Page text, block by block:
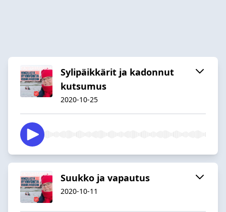
Sylipäikkärit ja kadonnut
kutsumus
2020-10-25
Suukko ja vapautus
2020-10-11